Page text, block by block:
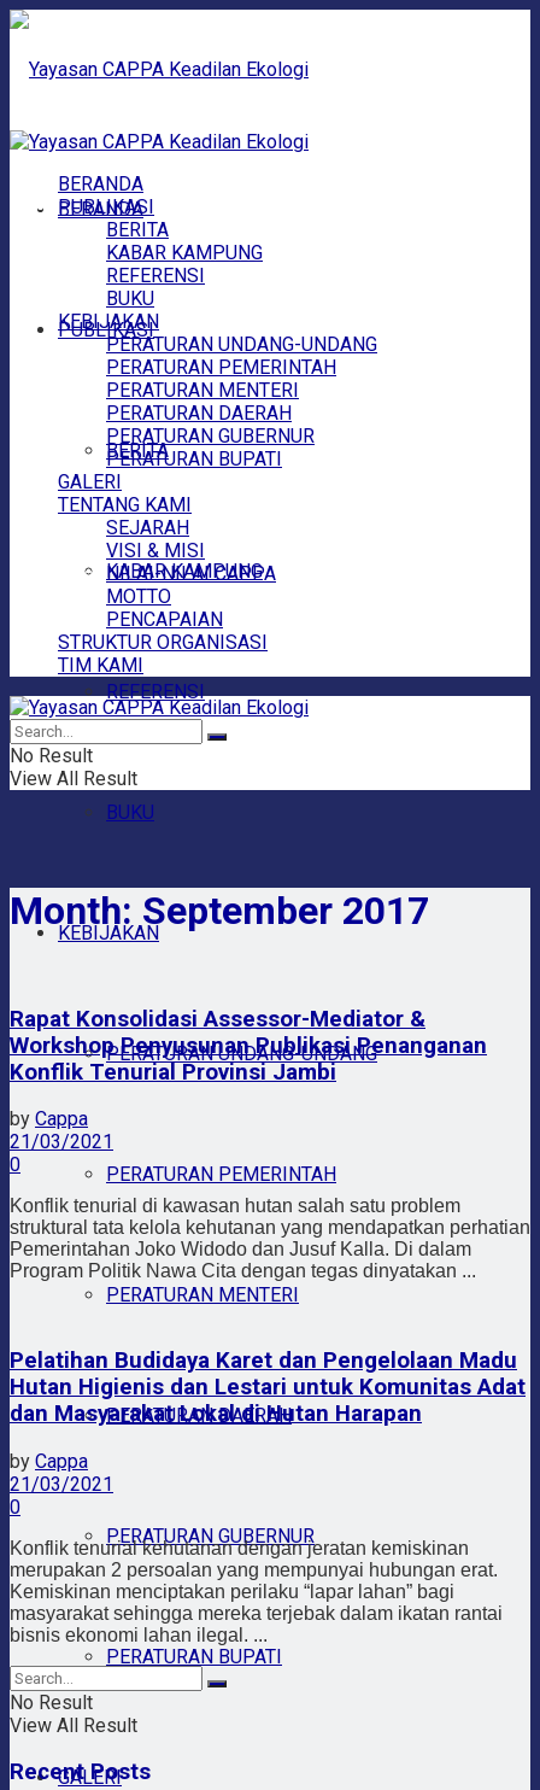
BERANDA
PUBLIKASI
BERITA
KABAR KAMPUNG
REFERENSI
BUKU
KEBIJAKAN
PERATURAN UNDANG-UNDANG
PERATURAN PEMERINTAH
PERATURAN MENTERI
PERATURAN DAERAH
PERATURAN GUBERNUR
PERATURAN BUPATI
GALERI
BERANDA
PUBLIKASI
BERITA
KABAR KAMPUNG
REFERENSI
BUKU
KEBIJAKAN
PERATURAN UNDANG-UNDANG
PERATURAN PEMERINTAH
PERATURAN MENTERI
PERATURAN DAERAH
PERATURAN GUBERNUR
PERATURAN BUPATI
GALERI
TENTANG KAMI
SEJARAH
VISI & MISI
NILAI-NILAI CAPPA
MOTTO
PENCAPAIAN
STRUKTUR ORGANISASI
TIM KAMI
No Result
View All Result
Month: September 2017
Rapat Konsolidasi Assessor-Mediator &
Workshop Penyusunan Publikasi Penanganan
Konflik Tenurial Provinsi Jambi
by Cappa
21/03/2021
0
Konflik tenurial di kawasan hutan salah satu problem
struktural tata kelola kehutanan yang mendapatkan perhatian
Pemerintahan Joko Widodo dan Jusuf Kalla. Di dalam
Program Politik Nawa Cita dengan tegas dinyatakan ...
Pelatihan Budidaya Karet dan Pengelolaan Madu
Hutan Higienis dan Lestari untuk Komunitas Adat
dan Masyarakat Lokal di Hutan Harapan
by Cappa
21/03/2021
0
Konflik tenurial kehutanan dengan jeratan kemiskinan
merupakan 2 persoalan yang mempunyai hubungan erat.
Kemiskinan menciptakan perilaku “lapar lahan” bagi
masyarakat sehingga mereka terjebak dalam ikatan rantai
bisnis ekonomi lahan ilegal. ...
No Result
View All Result
Recent Posts